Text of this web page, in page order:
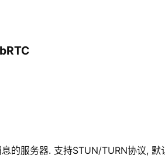
的服务器. 支持STUN/TURN协议,